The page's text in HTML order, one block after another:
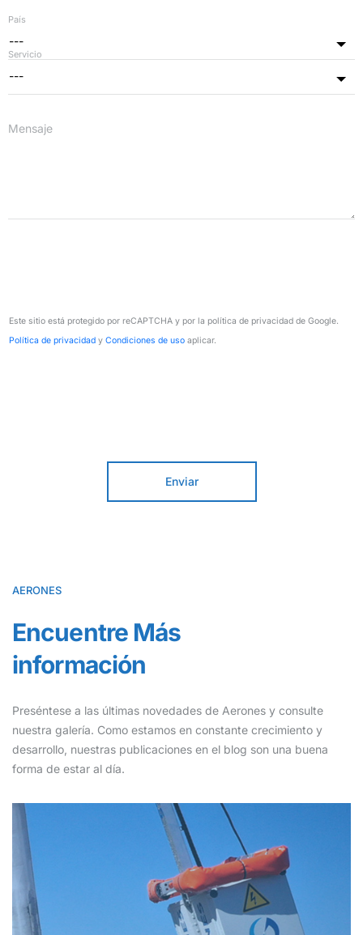
---
País
---
Servicio
Mensaje
Este sitio está protegido por reCAPTCHA y por la política de privacidad de Google.
Política de privacidad y Condiciones de uso aplicar.
Enviar
AERONES
Encuentre Más
información
Preséntese a las últimas novedades de Aerones y consulte
nuestra galería. Como estamos en constante crecimiento y
desarrollo, nuestras publicaciones en el blog son una buena
forma de estar al día.